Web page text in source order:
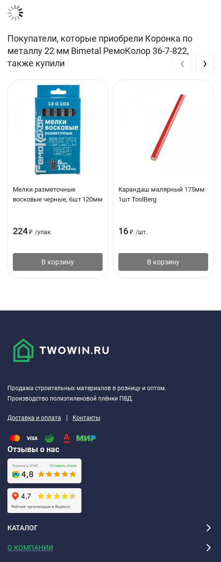
Покупатели, которые приобрели Коронка по
металлу 22 мм Bimetal РемоКолор 36-7-822,
также купили
Мелки разметочные
восковые черные, 6шт 120мм
224 ₽ /упак.
В корзину
Карандаш малярный 175мм
1шт ToolBerg
16 ₽ /шт.
В корзину
‹ ›
Продажа строительных материалов в розницу и оптом.
Производство полиэтиленовой плёнки ПВД.
Доставка и оплата | Контакты
Отзывы о нас
КАТАЛОГ
О КОМПАНИИ